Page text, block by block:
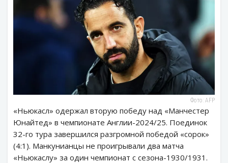
Фото: AFP
«Ньюкасл» одержал вторую победу над «Манчестер
Юнайтед» в чемпионате Англии-2024/25. Поединок
32-го тура завершился разгромной победой «сорок»
(4:1). Манкунианцы не проигрывали два матча
«Ньюкаслу» за один чемпионат с сезона-1930/1931.